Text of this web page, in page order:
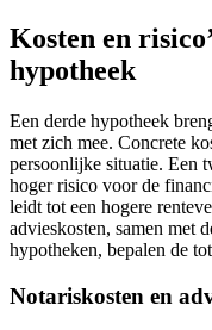
Kosten en
hypotheek
Een derde hypotheek
met zich mee. Concrete
persoonlijke situatie. Een
hoger risico voor de
leidt tot een hogere
advieskosten, samen met
hypotheken, bepalen de
Notariskosten en